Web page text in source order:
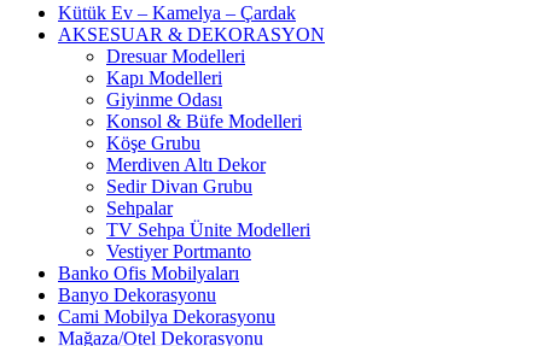
Kütük Ev – Kamelya – Çardak
AKSESUAR & DEKORASYON
Dresuar Modelleri
Kapı Modelleri
Giyinme Odası
Konsol & Büfe Modelleri
Köşe Grubu
Merdiven Altı Dekor
Sedir Divan Grubu
Sehpalar
TV Sehpa Ünite Modelleri
Vestiyer Portmanto
Banko Ofis Mobilyaları
Banyo Dekorasyonu
Cami Mobilya Dekorasyonu
Mağaza/Otel Dekorasyonu